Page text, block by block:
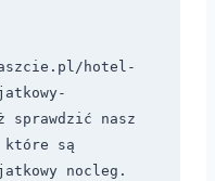
hotel-
sprawdzić nasz
są
nocleg.